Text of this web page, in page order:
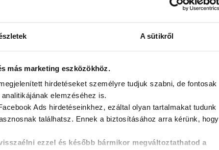
A sütikről
más marketing eszközökhöz.
hirdetéseket személyre tudjuk szabni, de fontosak
elemzéséhez is.
Ads hirdetéseinkhez, ezáltal olyan tartalmakat tudunk
találhatsz. Ennek a biztosításához arra kérünk, hogy
ezzel és később bármikor megváltoztathatod a